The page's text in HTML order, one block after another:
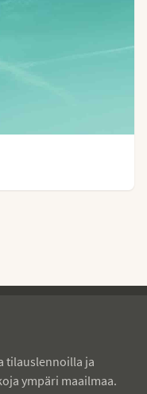
tilauslennoilla ja
ympäri maailmaa.